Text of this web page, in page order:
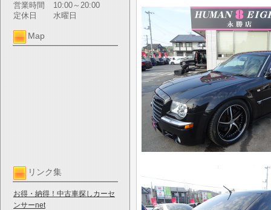
営業時間
10:00～20:00
定休日
水曜日
Map
リンク集
お得・納得！中古車探しカーセ
ンサーnet